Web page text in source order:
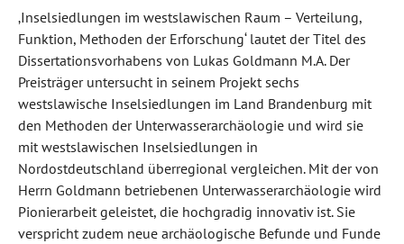
‚Inselsiedlungen im westslawischen Raum – Verteilung,
Funktion, Methoden der Erforschung‘ lautet der Titel des
Dissertationsvorhabens von Lukas Goldmann M.A. Der
Preisträger untersucht in seinem Projekt sechs
westslawische Inselsiedlungen im Land Brandenburg mit
den Methoden der Unterwasserarchäologie und wird sie
mit westslawischen Inselsiedlungen in
Nordostdeutschland überregional vergleichen. Mit der von
Herrn Goldmann betriebenen Unterwasserarchäologie wird
Pionierarbeit geleistet, die hochgradig innovativ ist. Sie
verspricht zudem neue archäologische Befunde und Funde